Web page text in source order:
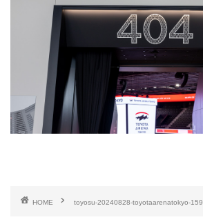
HOME toyosu-20240828-toyotaarenatokyo-159